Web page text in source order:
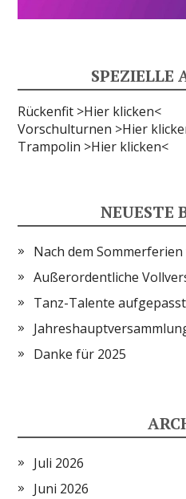
SPEZIELLE
Rückenfit >Hier klicken<
Vorschulturnen >Hier
Trampolin >Hier klicken<
NEUESTE
Nach dem
Außerordentliche
Tanz-Talente
Danke für 2025
Juli 2026
Juni 2026